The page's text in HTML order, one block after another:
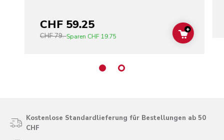
CHF 59.25
CHF 79.-Sparen CHF 19.75 ADD TO
+
Kostenlose Standardlieferung für Bestellungen ab 50
CHF